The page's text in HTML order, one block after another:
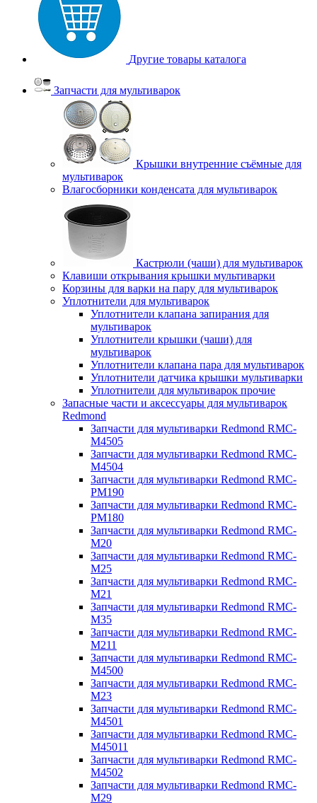
Другие товары каталога
Запчасти для мультиварок
Крышки внутренние съёмные для
мультиварок
Влагосборники конденсата для мультиварок
Кастрюли (чаши) для мультиварок
Клавиши открывания крышки мультиварки
Корзины для варки на пару для мультиварок
Уплотнители для мультиварок
Уплотнители клапана запирания для
мультиварок
Уплотнители крышки (чаши) для
мультиварок
Уплотнители клапана пара для мультиварок
Уплотнители датчика крышки мультиварки
Уплотнители для мультиварок прочие
Запасные части и аксессуары для мультиварок
Redmond
Запчасти для мультиварки Redmond RMC-
M4505
Запчасти для мультиварки Redmond RMC-
M4504
Запчасти для мультиварки Redmond RMC-
PM190
Запчасти для мультиварки Redmond RMC-
PM180
Запчасти для мультиварки Redmond RMC-
M20
Запчасти для мультиварки Redmond RMC-
M25
Запчасти для мультиварки Redmond RMC-
M21
Запчасти для мультиварки Redmond RMC-
M35
Запчасти для мультиварки Redmond RMC-
M211
Запчасти для мультиварки Redmond RMC-
M4500
Запчасти для мультиварки Redmond RMC-
M23
Запчасти для мультиварки Redmond RMC-
M4501
Запчасти для мультиварки Redmond RMC-
M45011
Запчасти для мультиварки Redmond RMC-
M4502
Запчасти для мультиварки Redmond RMC-
M29